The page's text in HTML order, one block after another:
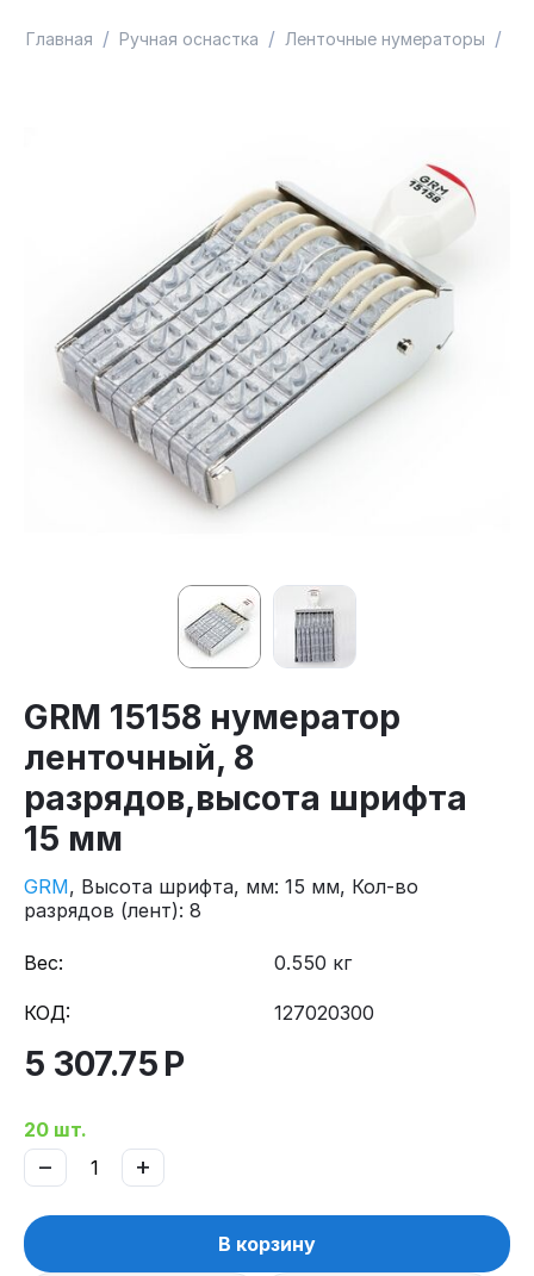
Главная / Ручная оснастка / Ленточные нумераторы /
GRM 15158 нумератор
ленточный, 8
разрядов,высота шрифта
15 мм
GRM, Высота шрифта, мм: 15 мм, Кол-во
разрядов (лент): 8
Вес: 0.550 кг
КОД: 127020300
5 307.75 Р
20 шт.
+
−
В корзину